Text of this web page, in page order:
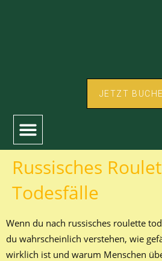
JETZT
Russisches
Todesfälle
Wenn du nach russisches roulette
du wahrscheinlich verstehen, wie
wirklich ist und warum Menschen